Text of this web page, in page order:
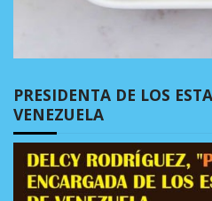
PRESIDENTA DE LOS
VENEZUELA